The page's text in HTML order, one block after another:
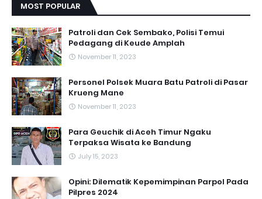
MOST POPULAR
Patroli dan Cek Sembako, Polisi Temui
Pedagang di Keude Amplah
November 11, 2023
Personel Polsek Muara Batu Patroli di Pasar
Krueng Mane
November 11, 2023
Para Geuchik di Aceh Timur Ngaku
Terpaksa Wisata ke Bandung
July 15, 2023
Opini: Dilematik Kepemimpinan Parpol Pada
Pilpres 2024